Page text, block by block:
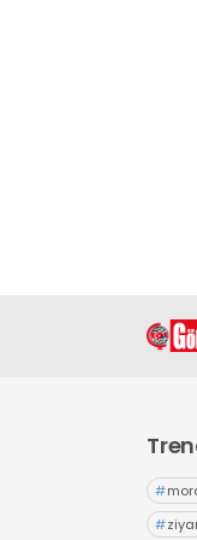
#
#